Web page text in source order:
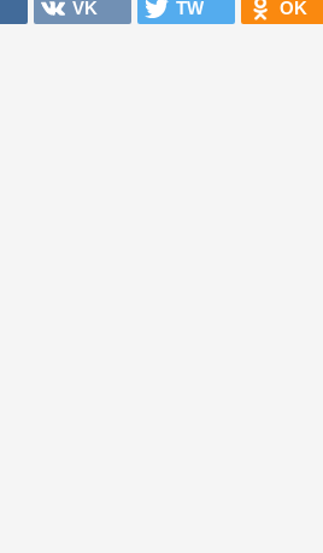
VK TW OK